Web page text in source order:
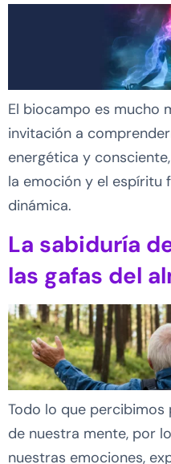
El biocampo es mucho
invitación a
energética y
la emoción y el espíritu
dinámica.
La sabiduría
las gafas del
Todo lo que
de nuestra mente, por
nuestras emociones,